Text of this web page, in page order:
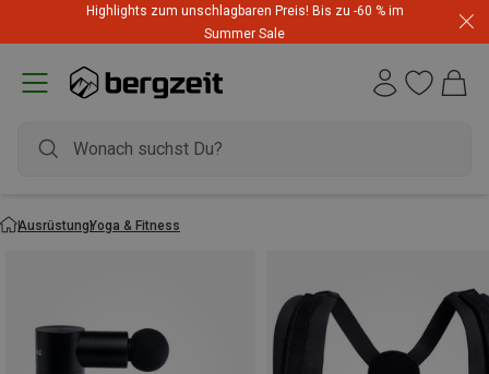
Highlights zum unschlagbaren Preis! Bis zu -60 % im
Summer Sale
AusrüstungYoga & Fitness